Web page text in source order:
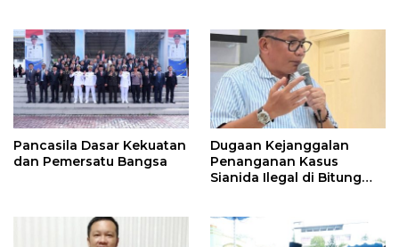
Pancasila Dasar Kekuatan
dan Pemersatu Bangsa
Dugaan Kejanggalan
Penanganan Kasus
Sianida Ilegal di Bitung